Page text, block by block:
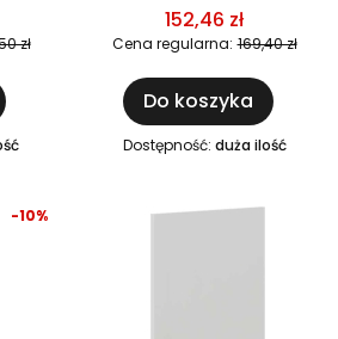
zł
szara
152,46 zł
Cena regularna: 169,40 zł
Do koszyka
Dostępność: duża ilość
-10%